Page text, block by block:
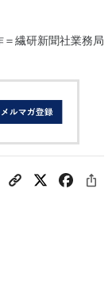
＝繊研新聞社業務局